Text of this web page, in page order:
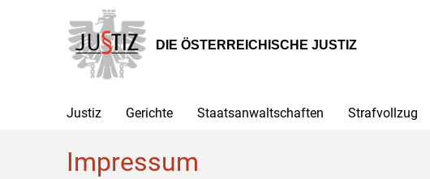
Hauptnavigation
[1]
Inhalt
[2]
Untermenü
[3]
DIE ÖSTERREICHISCHE JUSTIZ
Justiz Gerichte Staatsanwaltschaften Strafvollzug
Impressum